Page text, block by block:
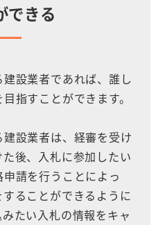
できる
設業者であれば、誰し
指すことができます。
設業者は、経審を受け
後、入札に参加したい
請を行うことによっ
ることができるように
たい入札の情報をキャ